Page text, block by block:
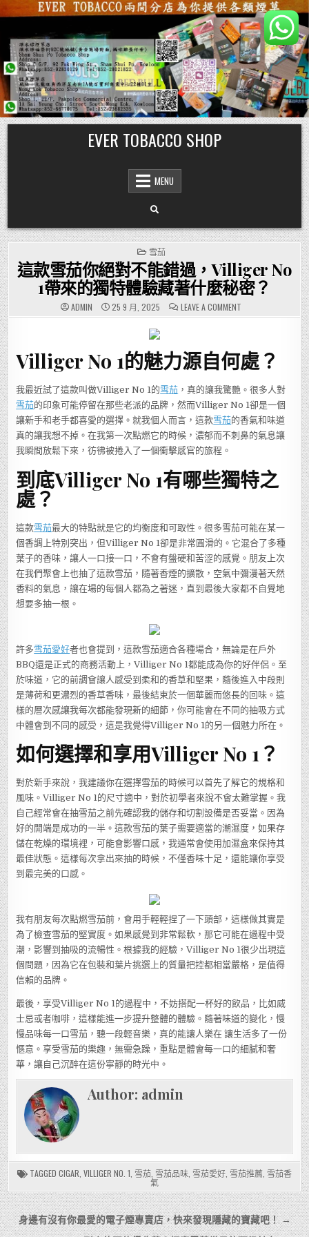
Skip
to
content
EVER TOBACCO SHOP
MENU
POSTED
IN
雪茄
這款雪茄你絕對不能錯過，Villiger No
1帶來的獨特體驗藏著什麼秘密？
ADMIN 25 9 月, 2025 LEAVE A COMMENT
這
絕
對
不
錯
過，
VILLIGER
NO
1
帶
來
體
驗
藏
秘
密？
Villiger No 1的魅力源自何處？
我最近試了這款叫做Villiger No 1的雪茄 ，真的讓我驚艷。很多人對
雪茄的印象可能停留在那些老派的品牌，然而Villiger No 1卻是一個
讓新手和老手都喜愛的選擇。就我個人而言，這款雪茄的香氣和味道
真的讓我想不掉。在我第一次點燃它的時候，濃郁而不刺鼻的氣息讓
我瞬間放鬆下來，彷彿被捲入了一個衝擊感官的旅程。
到底Villiger No 1有哪些獨特之
處？
這款雪茄最大的特點就是它的均衡度和可取性。很多雪茄可能在某一
個香調上特別突出，但Villiger No 1卻是非常圓滑的。它混合了多種
葉子的香味，讓人一口接一口，不會有盤硬和苦涩的感覺。朋友上次
在我們聚會上也抽了這款雪茄，隨著香煙的擴散，空氣中彌漫著天然
香料的氣息，讓在場的每個人都為之著迷，直到最後大家都不自覺地
想要多抽一根。
許多雪茄愛好者也會提到，這款雪茄適合各種場合，無論是在戶外
BBQ還是正式的商務活動上，Villiger No 1都能成為你的好伴侶。至
於味道，它的前調會讓人感受到柔和的香草和堅果，隨後進入中段則
是薄荷和更濃烈的香草香味，最後結束於一個華麗而悠長的回味。這
樣的層次感讓我每次都能發現新的細節，你可能會在不同的抽吸方式
中體會到不同的感受，這是我覺得Villiger No 1的另一個魅力所在。
如何選擇和享用Villiger No 1？
對於新手來說，我建議你在選擇雪茄的時候可以首先了解它的規格和
風味。Villiger No 1的尺寸適中，對於初學者來說不會太難掌握。我
自己經常會在抽雪茄之前先確認我的儲存和切割設備是否妥當。因為
好的開端是成功的一半。這款雪茄的葉子需要適當的潮濕度，如果存
儲在乾燥的環境裡，可能會影響口感，我通常會使用加濕盒來保持其
最佳狀態。這樣每次拿出來抽的時候，不僅香味十足，還能讓你享受
到最完美的口感。
我有朋友每次點燃雪茄前，會用手輕輕捏了一下頭部，這樣做其實是
為了檢查雪茄的堅實度。如果感覺到非常鬆軟，那它可能在過程中受
潮，影響到抽吸的流暢性。根據我的經驗，Villiger No 1很少出現這
個問題，因為它在包裝和葉片挑選上的質量把控都相當嚴格，是值得
信賴的品牌。
最後，享受Villiger No 1的過程中，不妨搭配一杯好的飲品，比如威
士忌或者咖啡，這樣能進一步提升整體的體驗。隨著味道的變化，慢
慢品味每一口雪茄，聽一段輕音樂，真的能讓人樂在 讓生活多了一份
愜意。享受雪茄的樂趣，無需急躁，重點是體會每一口的細膩和奢
華，讓自己沉醉在這份寧靜的時光中。
Author: admin
TAGGED CIGAR VILLIGER NO. 1 雪茄 雪茄品味 雪茄愛好 雪茄推薦 雪茄香
氣
文身邊有沒有你最愛的電子煙專賣店，快來發現隱藏的寶藏吧！ →